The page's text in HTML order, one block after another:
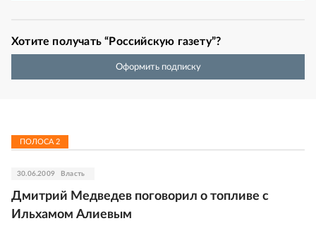
Хотите получать “Российскую газету”?
Оформить подписку
ПОЛОСА 2
30.06.2009 Власть
Дмитрий Медведев поговорил о топливе с
Ильхамом Алиевым